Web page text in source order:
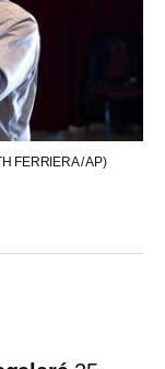
FERRIERA / AP)